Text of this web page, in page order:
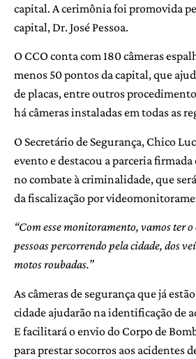
capital. A cerimônia foi promovida
capital, Dr. José Pessoa.
O CCO conta com 180 câmeras
menos 50 pontos da capital, que
de placas, entre outros
há câmeras instaladas em todas as
O Secretário de Segurança, Chico
evento e destacou a parceria
no combate à criminalidade, que
da fiscalização por
“Com esse monitoramento, vamos ter
pessoas percorrendo pela cidade, dos
motos roubadas.”
As câmeras de segurança que já
cidade ajudarão na identificação de
E facilitará o envio do Corpo de
para prestar socorros aos acidentes